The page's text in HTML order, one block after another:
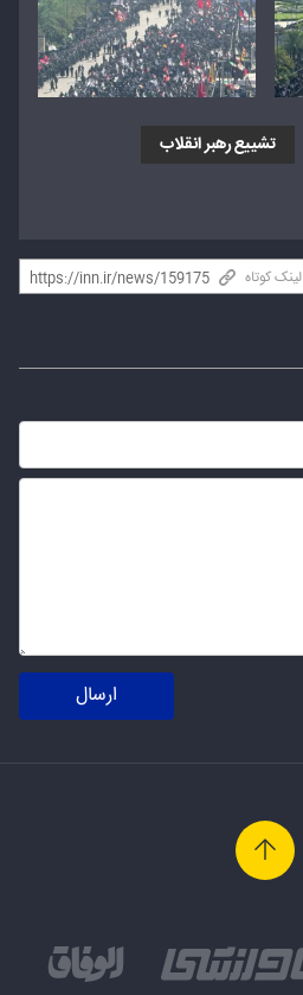
تشییع رهبر انقلاب
لینک کوتاه
ارسال